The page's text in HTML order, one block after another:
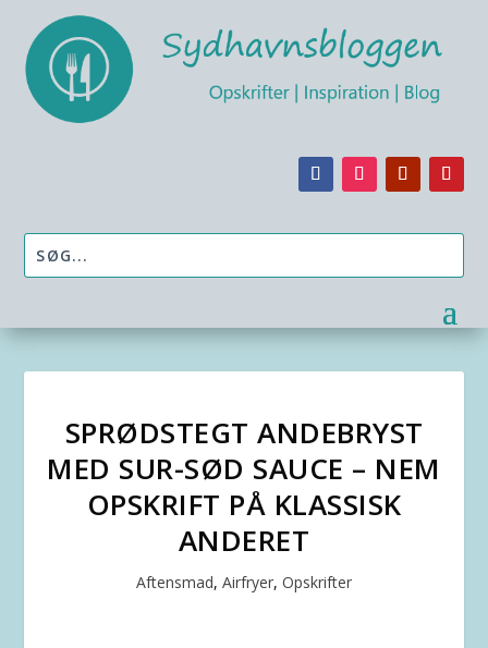
SPRØDSTEGT ANDEBRYST
MED SUR-SØD SAUCE – NEM
OPSKRIFT PÅ KLASSISK
ANDERET
Aftensmad, Airfryer, Opskrifter